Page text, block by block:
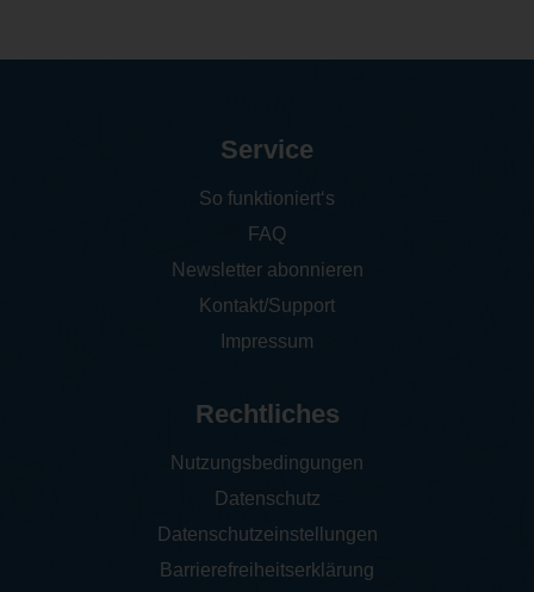
Service
So funktioniert‘s
FAQ
Newsletter abonnieren
Kontakt/Support
Impressum
Rechtliches
Nutzungsbedingungen
Datenschutz
Datenschutzeinstellungen
Barrierefreiheitserklärung